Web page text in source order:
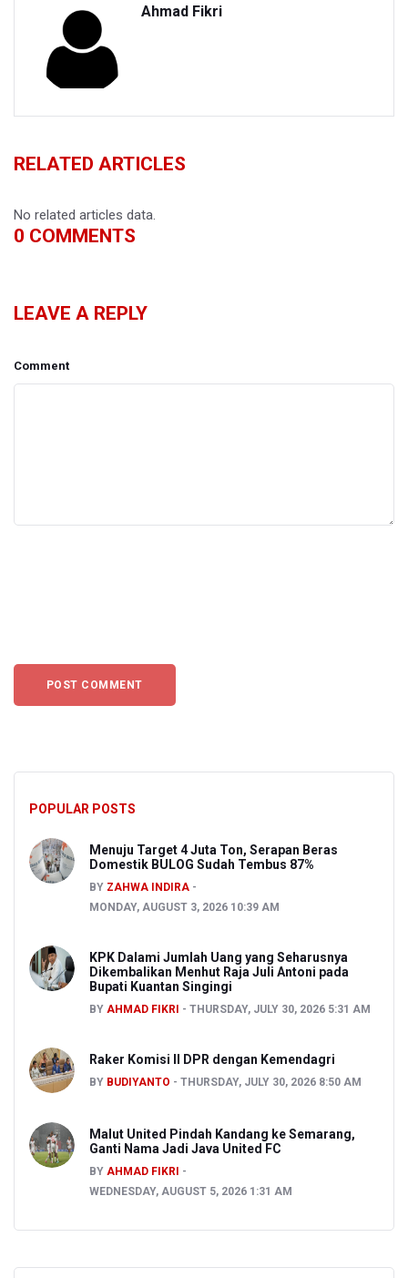
Ahmad Fikri
RELATED ARTICLES
No related articles data.
0 COMMENTS
LEAVE A REPLY
Comment
POPULAR POSTS
Menuju Target 4 Juta Ton, Serapan Beras
Domestik BULOG Sudah Tembus 87%
BY ZAHWA INDIRA
MONDAY, AUGUST 3, 2026 10:39 AM
KPK Dalami Jumlah Uang yang Seharusnya
Dikembalikan Menhut Raja Juli Antoni pada
Bupati Kuantan Singingi
BY AHMAD FIKRI THURSDAY, JULY 30, 2026 5:31 AM
Raker Komisi II DPR dengan Kemendagri
BY BUDIYANTO THURSDAY, JULY 30, 2026 8:50 AM
Malut United Pindah Kandang ke Semarang,
Ganti Nama Jadi Java United FC
BY AHMAD FIKRI
WEDNESDAY, AUGUST 5, 2026 1:31 AM